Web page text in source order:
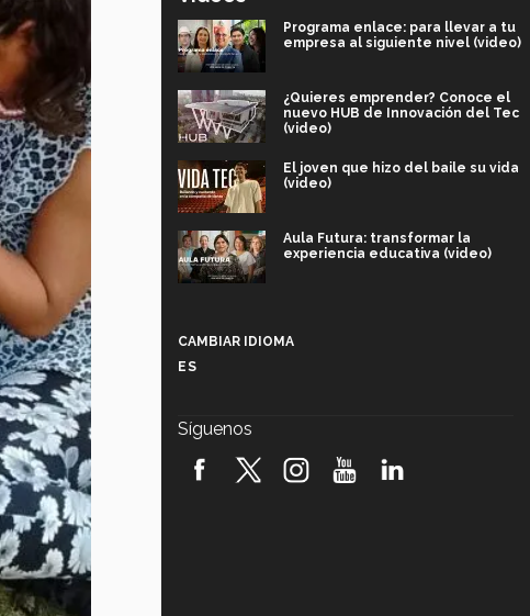
Programa enlace: para llevar a tu
empresa al siguiente nivel (video)
¿Quieres emprender? Conoce el
nuevo HUB de Innovación del Tec
(video)
El joven que hizo del baile su vida
(video)
Aula Futura: transformar la
experiencia educativa (video)
robótica FIRST 2026! (video)
CAMBIAR IDIOMA
ES
Síguenos